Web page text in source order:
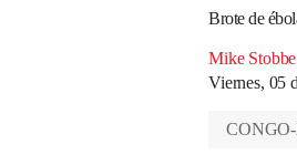
Brote de
Mike Stobbe
Viernes, 05